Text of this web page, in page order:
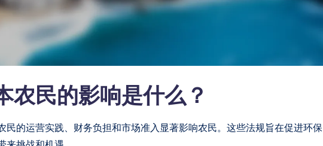
农民的影响是什么？
民的运营实践、财务负担和市场准入显著影响农民。这些法规旨在促进环保